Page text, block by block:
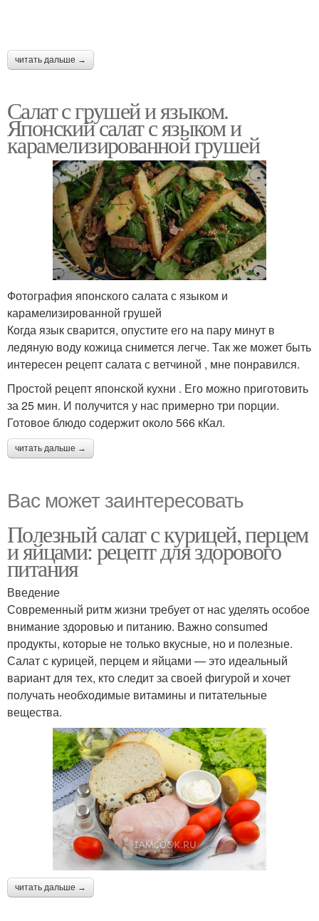
читать дальше →
Салат с грушей и языком.
Японский салат с языком и
карамелизированной грушей
Фотография японского салата с языком и
карамелизированной грушей
Когда язык сварится, опустите его на пару минут в
ледяную воду кожица снимется легче. Так же может быть
интересен рецепт салата с ветчиной , мне понравился.
Простой рецепт японской кухни . Его можно приготовить
за 25 мин. И получится у нас примерно три порции.
Готовое блюдо содержит около 566 кКал.
читать дальше →
Вас может заинтересовать
Полезный салат с курицей, перцем
и яйцами: рецепт для здорового
питания
Введение
Современный ритм жизни требует от нас уделять особое
внимание здоровью и питанию. Важно consumed
продукты, которые не только вкусные, но и полезные.
Салат с курицей, перцем и яйцами — это идеальный
вариант для тех, кто следит за своей фигурой и хочет
получать необходимые витамины и питательные
вещества.
читать дальше →